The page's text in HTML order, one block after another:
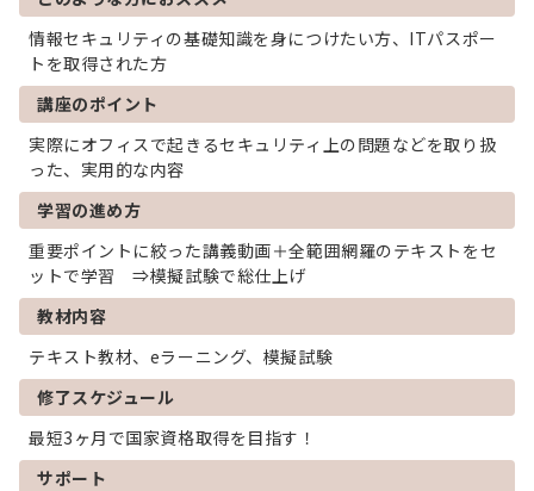
情報セキュリティの基礎知識を身につけたい方、ITパスポー
トを取得された方
講座のポイント
実際にオフィスで起きるセキュリティ上の問題などを取り扱
った、実用的な内容
学習の進め方
重要ポイントに絞った講義動画＋全範囲網羅のテキストをセ
ットで学習 ⇒模擬試験で総仕上げ
教材内容
テキスト教材、eラーニング、模擬試験
修了スケジュール
最短3ヶ月で国家資格取得を目指す！
サポート